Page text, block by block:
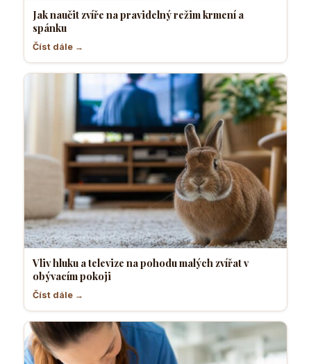
Jak naučit zvíře na pravidelný režim krmení a
spánku
Číst dále →
Vliv hluku a televize na pohodu malých zvířat v
obývacím pokoji
Číst dále →